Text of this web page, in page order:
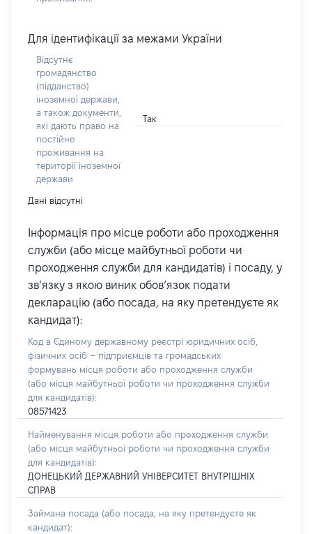
Для ідентифікації за межами України
Відсутнє
громадянство
(підданство)
іноземної держави,
а також документи,
які дають право на
постійне
проживання на
території іноземної
держави
Так
Дані відсутні
Інформація про місце роботи або проходження
служби (або місце майбутньої роботи чи
проходження служби для кандидатів) і посаду, у
зв’язку з якою виник обов’язок подати
декларацію (або посада, на яку претендуєте як
кандидат):
Код в Єдиному державному реєстрі юридичних осіб,
фізичних осіб – підприємців та громадських
формувань місця роботи або проходження служби
(або місця майбутньої роботи чи проходження служби
для кандидатів):
08571423
Найменування місця роботи або проходження служби
(або місця майбутньої роботи чи проходження служби
для кандидатів):
ДОНЕЦЬКИЙ ДЕРЖАВНИЙ УНІВЕРСИТЕТ ВНУТРІШНІХ
СПРАВ
Займана посада (або посада, на яку претендуєте як
кандидат):